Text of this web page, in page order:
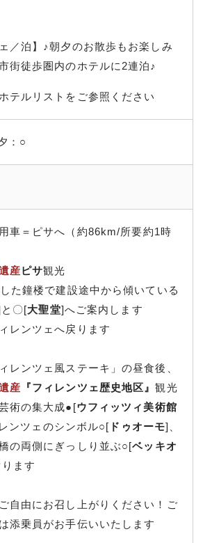
／泊】♪朝夕のお散歩もお楽しみ
街徒歩圏内のホテルに2連泊♪
テルリストをご参照ください
：○
車＝ピサへ（約86km/所要約1時
産ピサ観光
た鐘楼で建設途中から傾いている
〇[大聖堂]へご案内します
レンツェへ戻ります
レンツェ風ステーキ」の昼食後、
産 『フィレンツェ歴史地区』観光
術の集大成●[ウフィッツィ美術館
ンツェのシンボル○[ ドゥオーモ]、
の両側にぎっしり並ぶ○[ベッキオ
ます
自由にお召し上がりください！ご
添乗員がお手伝いいたします